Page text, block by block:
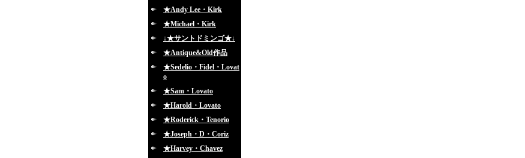
★Andy Lee・Kirk
★Michael・Kirk
↓★サントドミンゴ★↓
★Antique&Old作品
★Sedelio・Fidel・Lovat
o
★Sam・Lovato
★Harold・Lovato
★Roderick・Tenorio
★Joseph・D・Coriz
★Harvey・Chavez